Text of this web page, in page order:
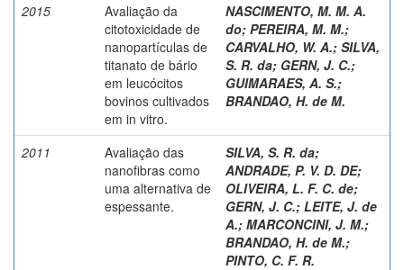
2015
Avaliação da
citotoxicidade de
nanopartículas de
titanato de bário
em leucócitos
bovinos cultivados
em in vitro.
NASCIMENTO, M. M. A.
do; PEREIRA, M. M.;
CARVALHO, W. A.; SILVA,
S. R. da; GERN, J. C.;
GUIMARAES, A. S.;
BRANDAO, H. de M.
2011
Avaliação das
nanofibras como
uma alternativa de
espessante.
SILVA, S. R. da;
ANDRADE, P. V. D. DE;
OLIVEIRA, L. F. C. de;
GERN, J. C.; LEITE, J. de
A.; MARCONCINI, J. M.;
BRANDAO, H. de M.;
PINTO, C. F. R.